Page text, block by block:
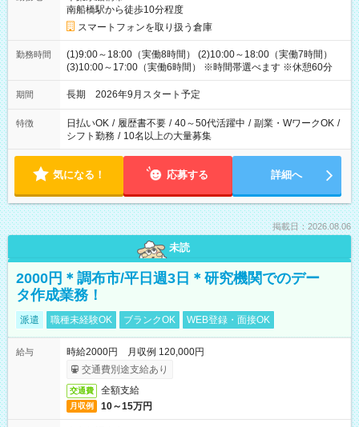
南船橋駅から徒歩10分程度
スマートフォンを取り扱う倉庫
勤務時間
(1)9:00～18:00（実働8時間） (2)10:00～18:00（実働7時間）
(3)10:00～17:00（実働6時間） ※時間帯選べます ※休憩60分
期間 長期 2026年9月スタート予定
特徴 日払いOK / 履歴書不要 / 40～50代活躍中 / 副業・WワークOK /
シフト勤務 / 10名以上の大量募集
気になる！ 応募する 詳細へ
掲載日：2026.08.06
未読
2000円＊調布市/平日週3日＊研究機関でのデー
タ作成業務！
派遣 職種未経験OK ブランクOK WEB登録・面接OK
給与
時給2000円 月収例 120,000円
交通費別途支給あり
交通費 全額支給
月収例 10～15万円